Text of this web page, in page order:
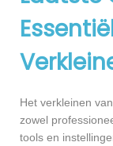
Het verkleinen
zowel
tools en